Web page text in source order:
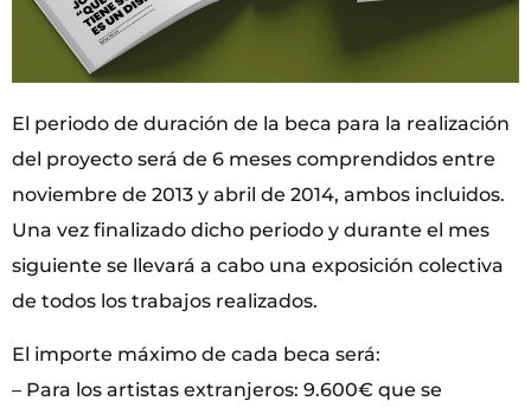
El periodo de duración de la beca para la realización
del proyecto será de 6 meses comprendidos entre
noviembre de 2013 y abril de 2014, ambos incluidos.
Una vez finalizado dicho periodo y durante el mes
siguiente se llevará a cabo una exposición colectiva
de todos los trabajos realizados.
El importe máximo de cada beca será:
– Para los artistas extranjeros: 9.600€ que se